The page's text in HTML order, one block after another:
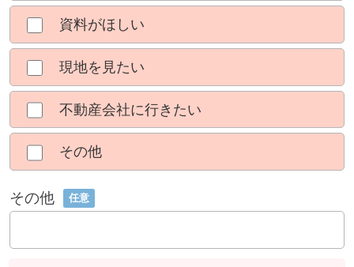
資料がほしい
現地を見たい
不動産会社に行きたい
その他
その他 任意